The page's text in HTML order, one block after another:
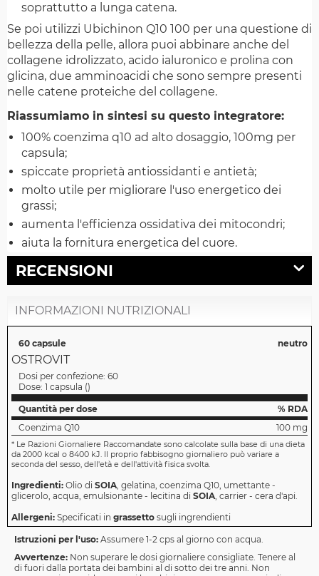
soprattutto a lunga catena.
Se poi utilizzi Ubichinon Q10 100 per una questione di
bellezza della pelle, allora puoi abbinare anche del
collagene idrolizzato, acido ialuronico e prolina con
glicina, due amminoacidi che sono sempre presenti
nelle catene proteiche del collagene.
Riassumiamo in sintesi su questo integratore:
100% coenzima q10 ad alto dosaggio, 100mg per
capsula;
spiccate proprietà antiossidanti e antietà;
molto utile per migliorare l'uso energetico dei
grassi;
aumenta l'efficienza ossidativa dei mitocondri;
aiuta la fornitura energetica del cuore.
RECENSIONI
INFORMAZIONI NUTRIZIONALI
60 capsule neutro
OSTROVIT
Dosi per confezione: 60
Dose: 1 capsula ()
Quantità per dose
% RDA
Coenzima Q10
100 mg
* Le Razioni Giornaliere Raccomandate sono calcolate sulla base di una dieta
da 2000 kcal o 8400 kJ. Il proprio fabbisogno giornaliero può variare a
seconda del sesso, dell'età e dell'attività fisica svolta.
Ingredienti: Olio di SOIA, gelatina, coenzima Q10, umettante -
glicerolo, acqua, emulsionante - lecitina di SOIA, carrier - cera d'api.
Allergeni: Specificati in grassetto sugli ingrendienti
Istruzioni per l'uso: Assumere 1-2 cps al giorno con acqua.
Avvertenze: Non superare le dosi giornaliere consigliate. Tenere al
di fuori dalla portata dei bambini al di sotto dei tre anni. Non